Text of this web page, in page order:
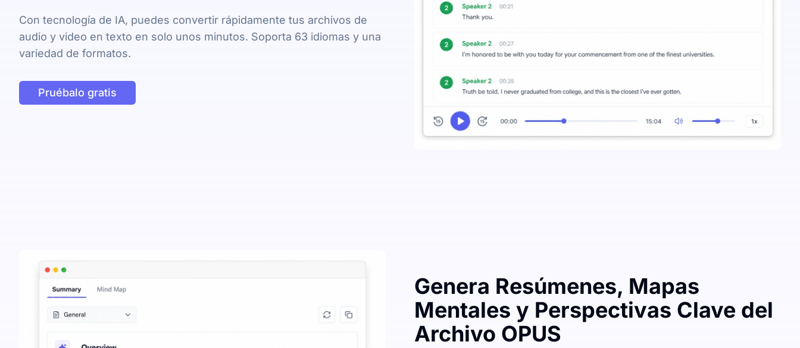
Con tecnología de IA, puedes convertir rápidamente tus archivos de
audio y video en texto en solo unos minutos. Soporta 63 idiomas y una
variedad de formatos.
Pruébalo gratis
Genera Resúmenes, Mapas
Mentales y Perspectivas Clave del
Archivo OPUS